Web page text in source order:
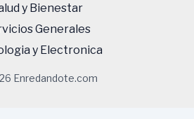
y Bienestar
Generales
y Electronica
Enredandote.com